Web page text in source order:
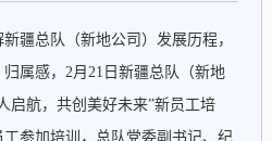
专题专栏
疆总队（新地公司）发展历程，
属感，2月21日新疆总队（新地
启航，共创美好未来”新员工培
参加培训，总队党委副书记、纪